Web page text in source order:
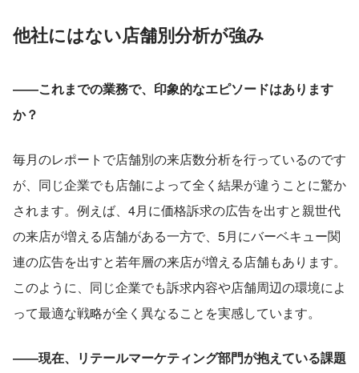
他社にはない店舗別分析が強み
――これまでの業務で、印象的なエピソードはあります
か？
毎月のレポートで店舗別の来店数分析を行っているのです
が、同じ企業でも店舗によって全く結果が違うことに驚か
されます。例えば、4月に価格訴求の広告を出すと親世代
の来店が増える店舗がある一方で、5月にバーベキュー関
連の広告を出すと若年層の来店が増える店舗もあります。
このように、同じ企業でも訴求内容や店舗周辺の環境によ
って最適な戦略が全く異なることを実感しています。
――現在、リテールマーケティング部門が抱えている課題